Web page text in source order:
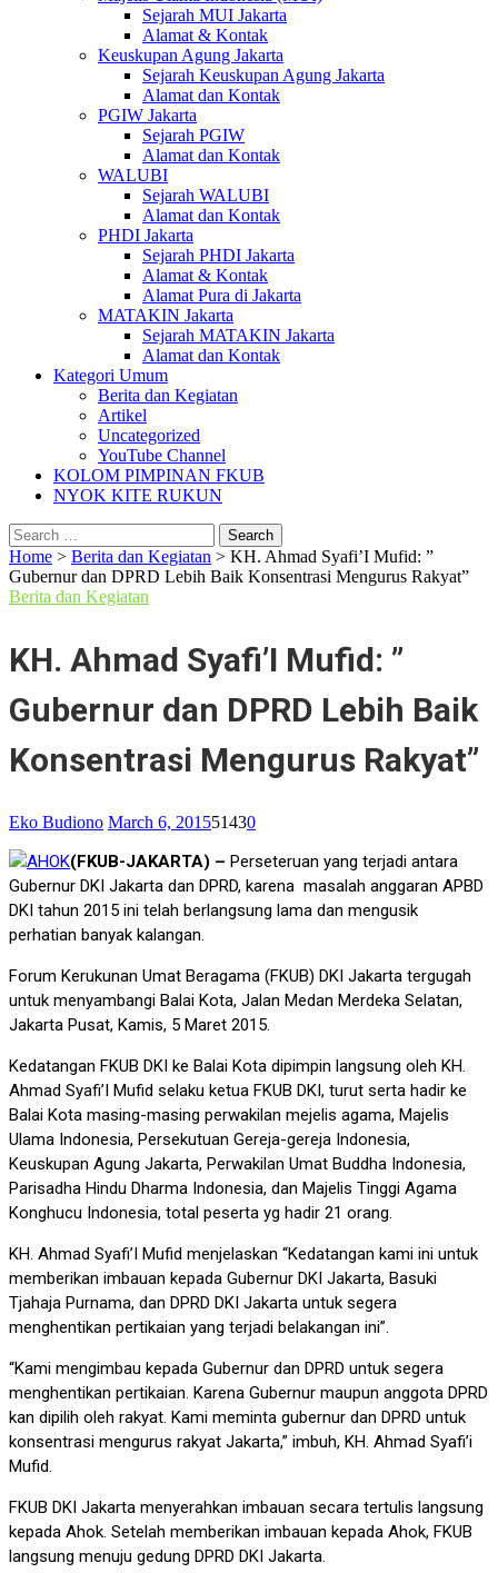
Sejarah MUI Jakarta
Alamat & Kontak
Keuskupan Agung Jakarta
Sejarah Keuskupan Agung Jakarta
Alamat dan Kontak
PGIW Jakarta
Sejarah PGIW
Alamat dan Kontak
WALUBI
Sejarah WALUBI
Alamat dan Kontak
PHDI Jakarta
Sejarah PHDI Jakarta
Alamat & Kontak
Alamat Pura di Jakarta
MATAKIN Jakarta
Sejarah MATAKIN Jakarta
Alamat dan Kontak
Kategori Umum
Berita dan Kegiatan
Artikel
Uncategorized
YouTube Channel
KOLOM PIMPINAN FKUB
NYOK KITE RUKUN
Search
for:
Home > Berita dan Kegiatan > KH. Ahmad Syafi’I Mufid: ”
Gubernur dan DPRD Lebih Baik Konsentrasi Mengurus Rakyat”
Berita dan Kegiatan
KH. Ahmad Syafi’I Mufid: ”
Gubernur dan DPRD Lebih Baik
Konsentrasi Mengurus Rakyat”
Eko Budiono March 6, 201551430
(FKUB-JAKARTA) – Perseteruan yang terjadi antara
Gubernur DKI Jakarta dan DPRD, karena masalah anggaran APBD
DKI tahun 2015 ini telah berlangsung lama dan mengusik
perhatian banyak kalangan.
Forum Kerukunan Umat Beragama (FKUB) DKI Jakarta tergugah
untuk menyambangi Balai Kota, Jalan Medan Merdeka Selatan,
Jakarta Pusat, Kamis, 5 Maret 2015.
Kedatangan FKUB DKI ke Balai Kota dipimpin langsung oleh KH.
Ahmad Syafi’I Mufid selaku ketua FKUB DKI, turut serta hadir ke
Balai Kota masing-masing perwakilan mejelis agama, Majelis
Ulama Indonesia, Persekutuan Gereja-gereja Indonesia,
Keuskupan Agung Jakarta, Perwakilan Umat Buddha Indonesia,
Parisadha Hindu Dharma Indonesia, dan Majelis Tinggi Agama
Konghucu Indonesia, total peserta yg hadir 21 orang.
KH. Ahmad Syafi’I Mufid menjelaskan “Kedatangan kami ini untuk
memberikan imbauan kepada Gubernur DKI Jakarta, Basuki
Tjahaja Purnama, dan DPRD DKI Jakarta untuk segera
menghentikan pertikaian yang terjadi belakangan ini”.
“Kami mengimbau kepada Gubernur dan DPRD untuk segera
menghentikan pertikaian. Karena Gubernur maupun anggota DPRD
kan dipilih oleh rakyat. Kami meminta gubernur dan DPRD untuk
konsentrasi mengurus rakyat Jakarta,” imbuh, KH. Ahmad Syafi’i
Mufid.
FKUB DKI Jakarta menyerahkan imbauan secara tertulis langsung
kepada Ahok. Setelah memberikan imbauan kepada Ahok, FKUB
langsung menuju gedung DPRD DKI Jakarta.